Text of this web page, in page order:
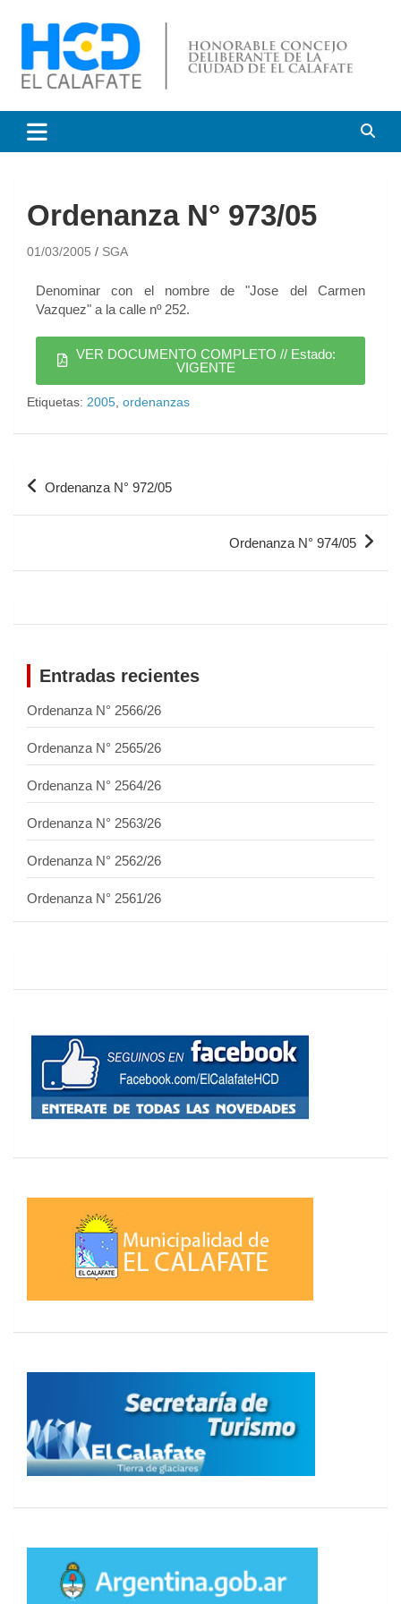
Honorable Concejo
Deliberante de El Calafate
Ordenanza N° 973/05
01/03/2005 SGA
Denominar con el nombre de "Jose del Carmen
Vazquez" a la calle nº 252.
VER DOCUMENTO COMPLETO // Estado:
VIGENTE
Etiquetas: 2005 ordenanzas
Ordenanza N° 972/05
Ordenanza N° 974/05
Entradas recientes
Ordenanza N° 2566/26
Ordenanza N° 2565/26
Ordenanza N° 2564/26
Ordenanza N° 2563/26
Ordenanza N° 2562/26
Ordenanza N° 2561/26